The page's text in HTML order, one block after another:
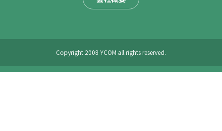
Copyright 2008 YCOM all rights reserved.